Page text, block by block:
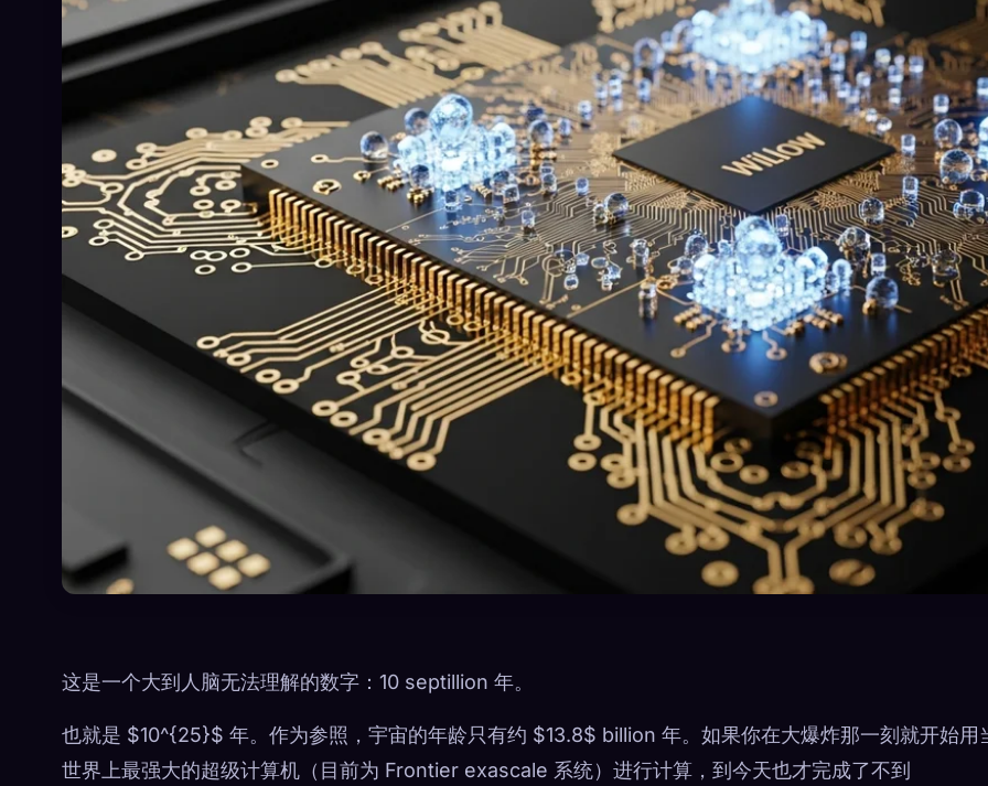
这是一个大到人脑无法理解的数字：10 septillion 年。
也就是 $10^{25}$ 年。作为参照，宇宙的年龄只有约 $13.8$ billion 年。如果你在大爆炸那一刻就开始用
世界上最强大的超级计算机（目前为 Frontier exascale 系统）进行计算，到今天也才完成了不到